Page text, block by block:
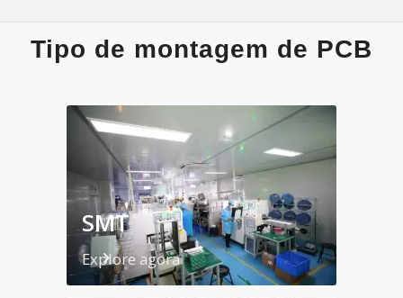
Tipo de montagem de PCB
SMT
Explore agora